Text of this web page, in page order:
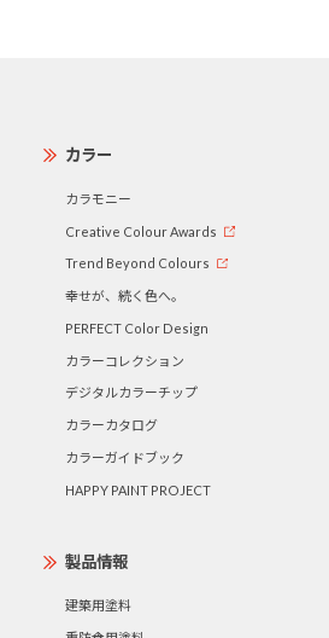
カラー
カラモニー
Creative Colour Awards
Trend Beyond Colours
幸せが、続く色へ。
PERFECT Color Design
カラーコレクション
デジタルカラーチップ
カラーカタログ
カラーガイドブック
HAPPY PAINT PROJECT
製品情報
建築用塗料